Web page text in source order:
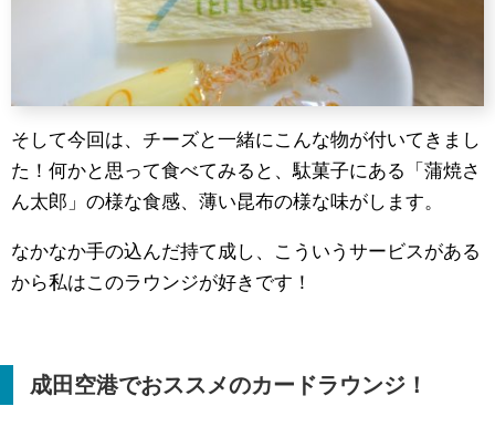
そして今回は、チーズと一緒にこんな物が付いてきまし
た！何かと思って食べてみると、駄菓子にある「蒲焼さ
ん太郎」の様な食感、薄い昆布の様な味がします。
なかなか手の込んだ持て成し、こういうサービスがある
から私はこのラウンジが好きです！
成田空港でおススメのカードラウンジ！